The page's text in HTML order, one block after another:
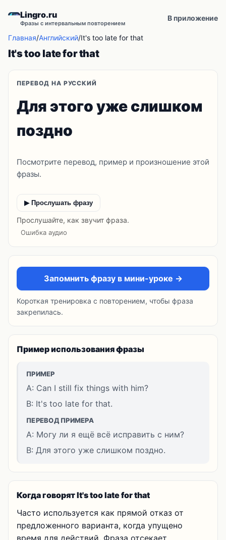
Lingro.ru
Фразы с интервальным повторением
В приложение
Главная/Английский/It's too late for that
It's too late for that
ПЕРЕВОД НА РУССКИЙ
Для этого уже слишком
поздно
Посмотрите перевод, пример и произношение этой
фразы.
▶ Прослушать фразу
Прослушайте, как звучит фраза.
Ошибка аудио
Запомнить фразу в мини-уроке →
Короткая тренировка с повторением, чтобы фраза
закрепилась.
Пример использования фразы
ПРИМЕР
A: Can I still fix things with him?
B: It's too late for that.
ПЕРЕВОД ПРИМЕРА
A: Могу ли я ещё всё исправить с ним?
B: Для этого уже слишком поздно.
Когда говорят It's too late for that
Часто используется как прямой отказ от
предложенного варианта, когда упущено
время для действий. Фраза отсекает